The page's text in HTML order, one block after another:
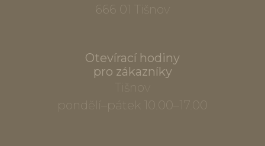
666 01 Tišnov
Otevírací hodiny
pro zákazníky
Tišnov
pondělí–pátek 10.00–17.00